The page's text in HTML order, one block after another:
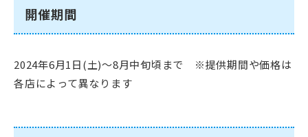
開催期間
2024年6月1日(土)～8月中旬頃まで ※提供期間や価格は
各店によって異なります